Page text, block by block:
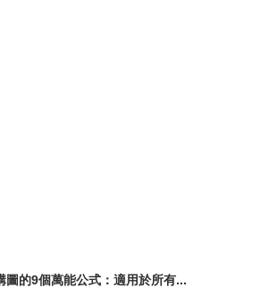
圖的9個萬能公式：適用於所有...